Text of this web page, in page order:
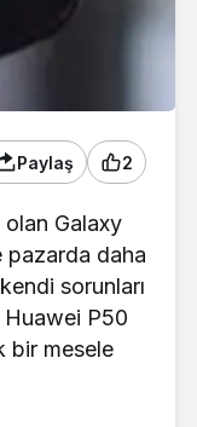
Paylaş 2
olan Galaxy
pazarda daha
sorunları
Huawei P50
bir mesele